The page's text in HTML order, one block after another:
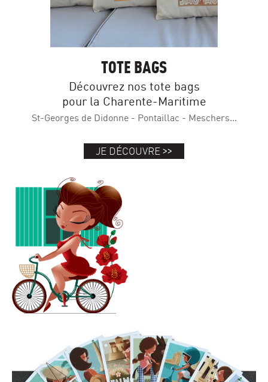
TOTE BAGS
Découvrez nos tote bags
pour la Charente-Maritime
St-Georges de Didonne - Pontaillac - Meschers...
JE DÉCOUVRE >>